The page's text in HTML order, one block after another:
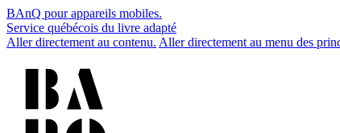
BAnQ pour appareils mobiles.
Service québécois du livre adapté
Aller directement au contenu. Aller directement au menu des